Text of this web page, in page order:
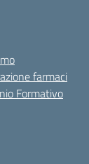
farmaci
Formativo